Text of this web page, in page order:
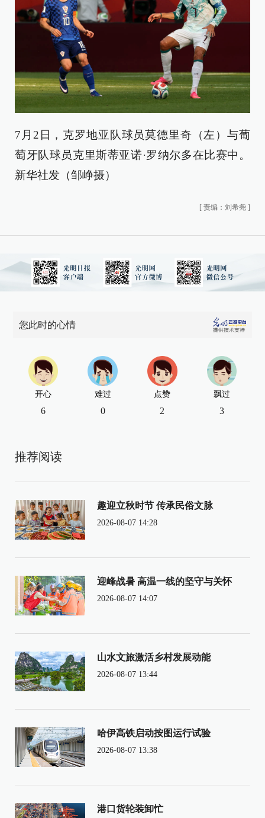
7月2日，克罗地亚队球员莫德里奇（左）与葡
萄牙队球员克里斯蒂亚诺·罗纳尔多在比赛中。
新华社发（邹峥摄）
[ 责编：刘希尧 ]
您此时的心情
开心
6
难过
0
点赞
2
飘过
3
推荐阅读
趣迎立秋时节 传承民俗文脉
2026-08-07 14:28
迎峰战暑 高温一线的坚守与关怀
2026-08-07 14:07
山水文旅激活乡村发展动能
2026-08-07 13:44
哈伊高铁启动按图运行试验
2026-08-07 13:38
港口货轮装卸忙